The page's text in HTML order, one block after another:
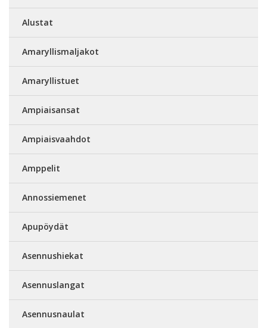
Alustat
Amaryllismaljakot
Amaryllistuet
Ampiaisansat
Ampiaisvaahdot
Amppelit
Annossiemenet
Apupöydät
Asennushiekat
Asennuslangat
Asennusnaulat